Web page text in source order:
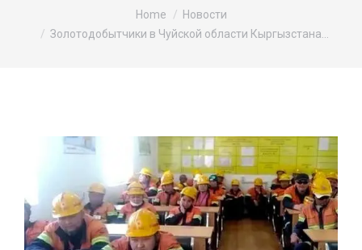
Home
Новости
Золотодобытчики в Чуйской области Кыргызстана…